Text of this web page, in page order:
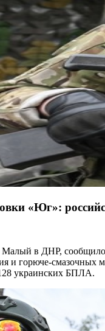
«Юг»:
в ДНР,
и горюче-смазочных
украинских БПЛА.